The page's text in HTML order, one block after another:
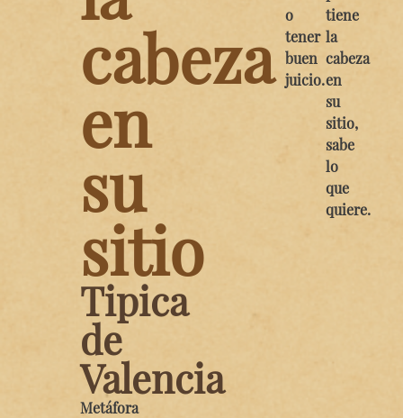
cabeza
en
su
sitio
Tipica
de
Valencia
Metáfora
o
tener
buen
juicio.
tiene
la
cabeza
en
su
sitio,
sabe
lo
que
quiere.